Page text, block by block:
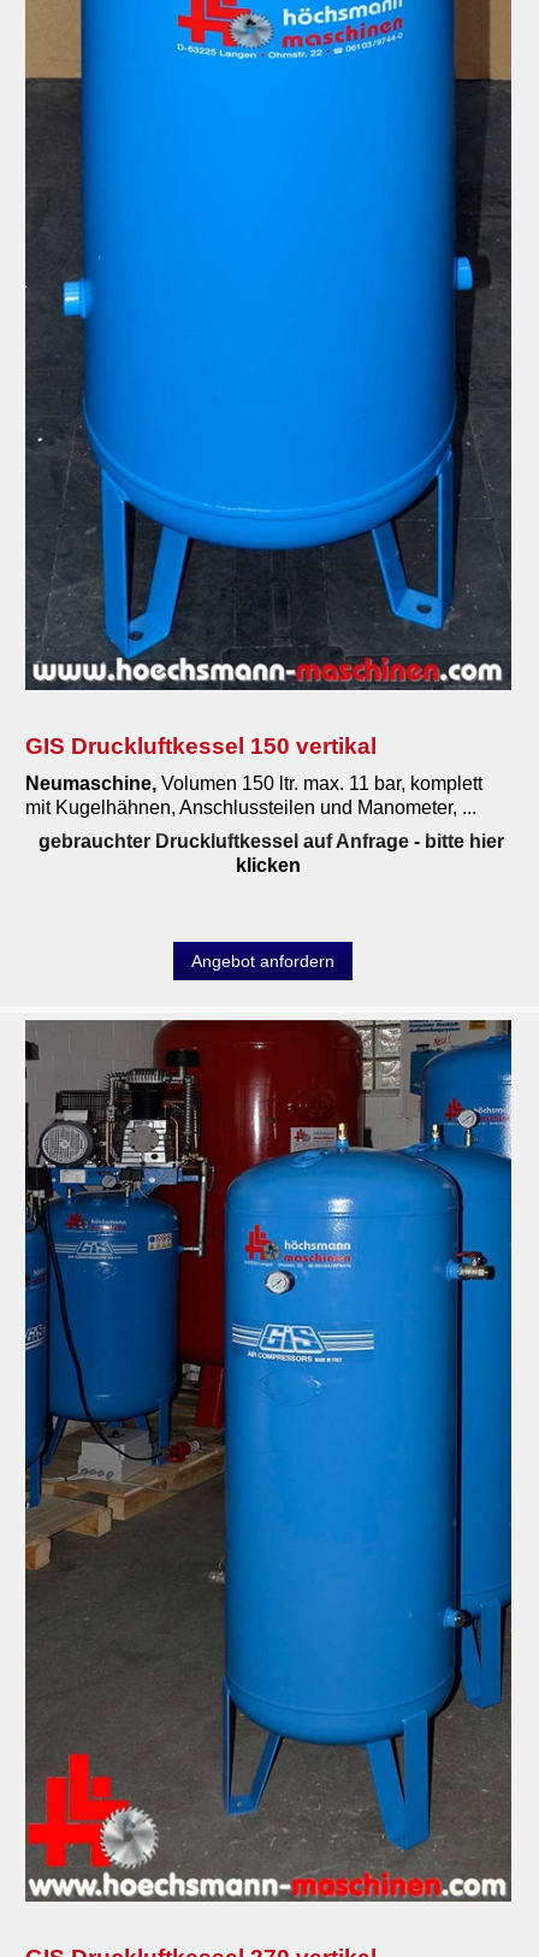
GIS Druckluftkessel 150 vertikal
Neumaschine, Volumen 150 ltr. max. 11 bar, komplett
mit Kugelhähnen, Anschlussteilen und Manometer, ...
gebrauchter Druckluftkessel auf Anfrage- bitte hier
klicken
Angebot anfordern